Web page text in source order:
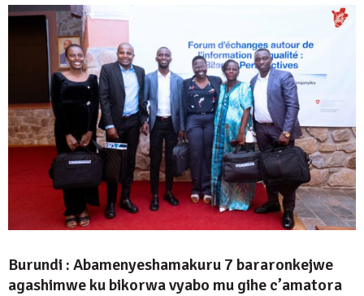
Burundi : Abamenyeshamakuru 7 bararonkejwe
agashimwe ku bikorwa vyabo mu gihe c’amatora